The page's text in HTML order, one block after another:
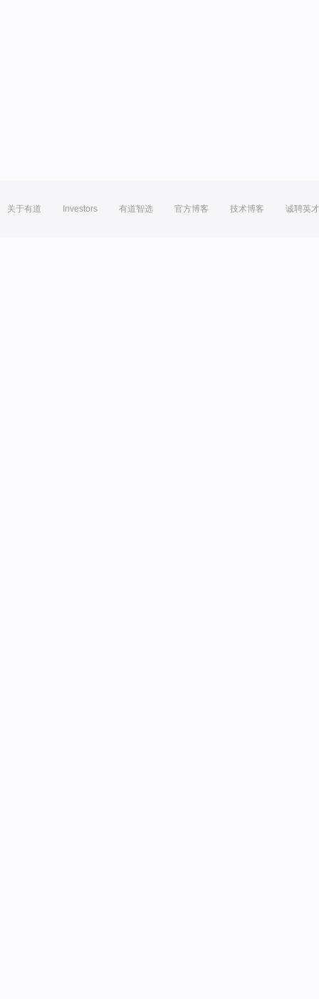
关于有道 Investors 有道智选 官方博客 技术博客 诚聘英才